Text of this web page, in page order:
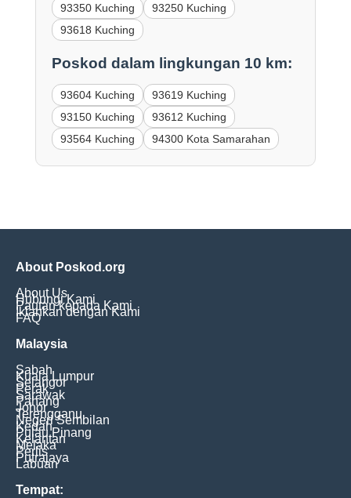
93350 Kuching
93250 Kuching
93618 Kuching
Poskod dalam lingkungan 10 km:
93604 Kuching
93619 Kuching
93150 Kuching
93612 Kuching
93564 Kuching
94300 Kota Samarahan
About Poskod.org
About Us
Hubungi Kami
Pautan kepada Kami
Iklankan dengan Kami
FAQ
Malaysia
Sabah
Kuala Lumpur
Selangor
Perak
Sarawak
Pahang
Johor
Terengganu
Negeri Sembilan
Kedah
Pulau Pinang
Kelantan
Melaka
Perlis
Putrajaya
Labuan
Tempat: